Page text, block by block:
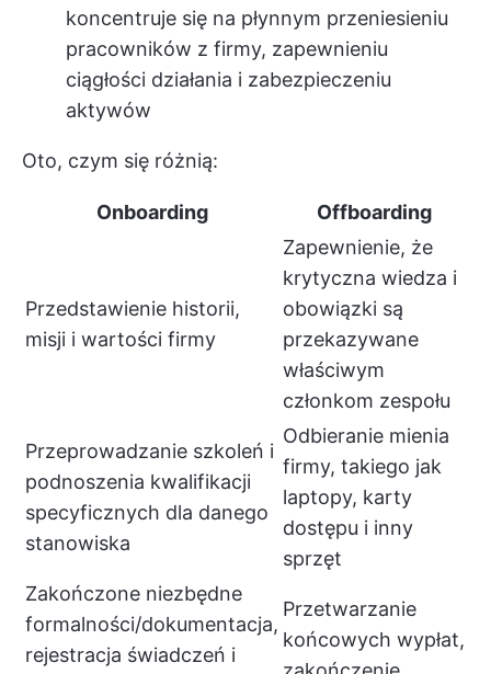
koncentruje się na płynnym przeniesieniu
pracowników z firmy, zapewnieniu
ciągłości działania i zabezpieczeniu
aktywów
Oto, czym się różnią:
Onboarding Offboarding
Przedstawienie historii,
misji i wartości firmy
Zapewnienie, że
krytyczna wiedza i
obowiązki są
przekazywane
właściwym
członkom zespołu
Przeprowadzanie szkoleń i
podnoszenia kwalifikacji
specyficznych dla danego
stanowiska
Odbieranie mienia
firmy, takiego jak
laptopy, karty
dostępu i inny
sprzęt
Zakończone niezbędne
formalności/dokumentacja,
rejestracja świadczeń i
Przetwarzanie
końcowych wypłat,